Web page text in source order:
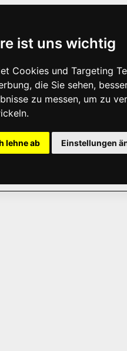
ist uns wichtig
Cookies und Targeting
die Sie sehen,
zu messen, um zu
lehne ab Einstellungen